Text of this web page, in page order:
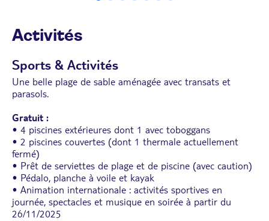
Activités
Sports & Activités
Une belle plage de sable aménagée avec transats et
parasols.
Gratuit :
• 4 piscines extérieures dont 1 avec toboggans
• 2 piscines couvertes (dont 1 thermale actuellement
fermé)
• Prêt de serviettes de plage et de piscine (avec caution)
• Pédalo, planche à voile et kayak
• Animation internationale : activités sportives en
journée, spectacles et musique en soirée à partir du
26/11/2025